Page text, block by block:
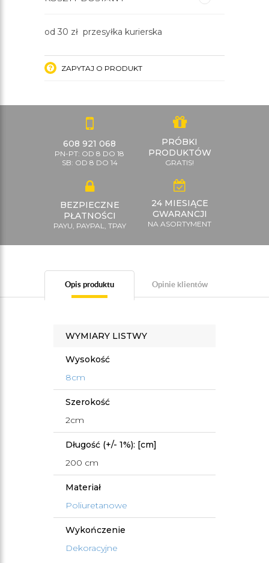
od 30 zł przesyłka kurierska
ZAPYTAJ O PRODUKT
608 921 068
PN-PT: OD 8 DO 18
SB: OD 8 DO 14
PRÓBKI
PRODUKTÓW
GRATIS!
BEZPIECZNE
PŁATNOŚCI
PAYU, PAYPAL, TPAY
24 MIESIĄCE
GWARANCJI
NA ASORTYMENT
Opis produktu Opinie klientów
WYMIARY LISTWY
Wysokość
8cm
Szerokość
2cm
Długość (+/- 1%): [cm]
200 cm
Materiał
Poliuretanowe
Wykończenie
Dekoracyjne